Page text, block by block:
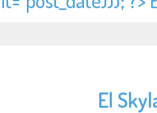
El